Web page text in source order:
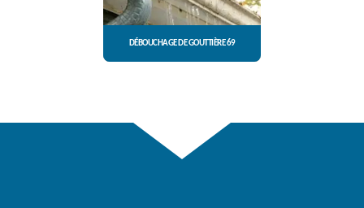
DÉBOUCHAGE DE GOUTTIÈRE 69